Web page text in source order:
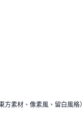
方素材、像素風、留白風格）